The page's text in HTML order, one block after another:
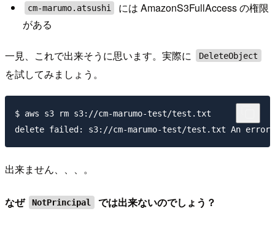
cm-marumo.atsushi
には AmazonS3FullAccess の権限
がある
一見、これで出来そうに思います。実際に DeleteObject
を試してみましょう。
$ aws s3 rm s3://cm-marumo-test/test.txt
出来ません、、、。
なぜ NotPrincipal では出来ないのでしょう？